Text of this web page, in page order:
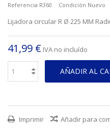
Referencia R360 Condición Nuevo
Lijadora circular R Ø 225 MM
41,99 € IVA no incluído
AÑADIR AL
Imprimir Añadir para